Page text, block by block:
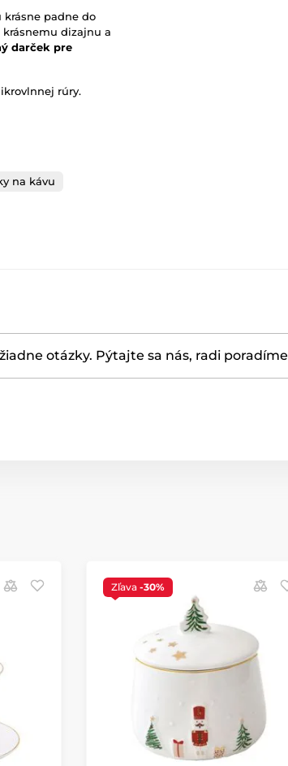
krásne padne do
krásnemu dizajnu a
darček pre
rúry.
na kávu
otázky. Pýtajte sa nás, radi poradíme
Zľava -30%